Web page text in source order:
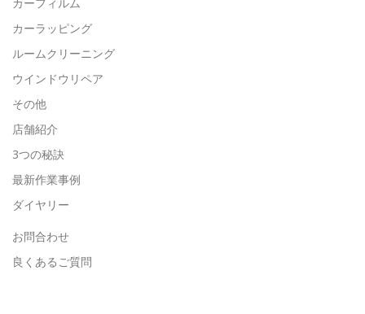
カーラッピング
ルームクリーニング
ウインドウリペア
その他
店舗紹介
3つの秘訣
最新作業事例
ダイヤリー
お問合わせ
良くあるご質問